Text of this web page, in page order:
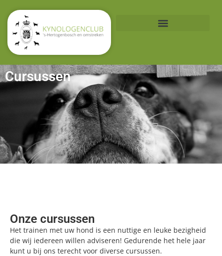
Cursussen
Onze cursussen
Het trainen met uw hond is een nuttige en leuke bezigheid
die wij iedereen willen adviseren! Gedurende het hele jaar
kunt u bij ons terecht voor diverse cursussen.